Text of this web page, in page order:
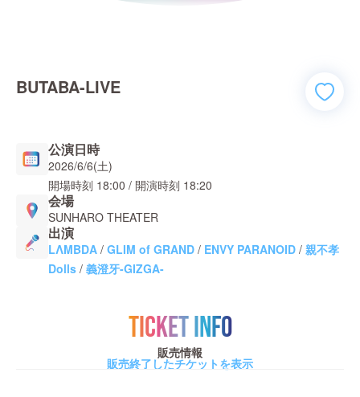
BUTABA-LIVE
公演日時
2026/6/6(土)
開場時刻 18:00 / 開演時刻 18:20
会場
SUNHARO THEATER
出演
LΛMBDA / GLIM of GRAND / ENVY PARANOID / 親不孝
Dolls / 義澄牙-GIZGA-
TICKET INFO
販売情報
販売終了したチケットを表示